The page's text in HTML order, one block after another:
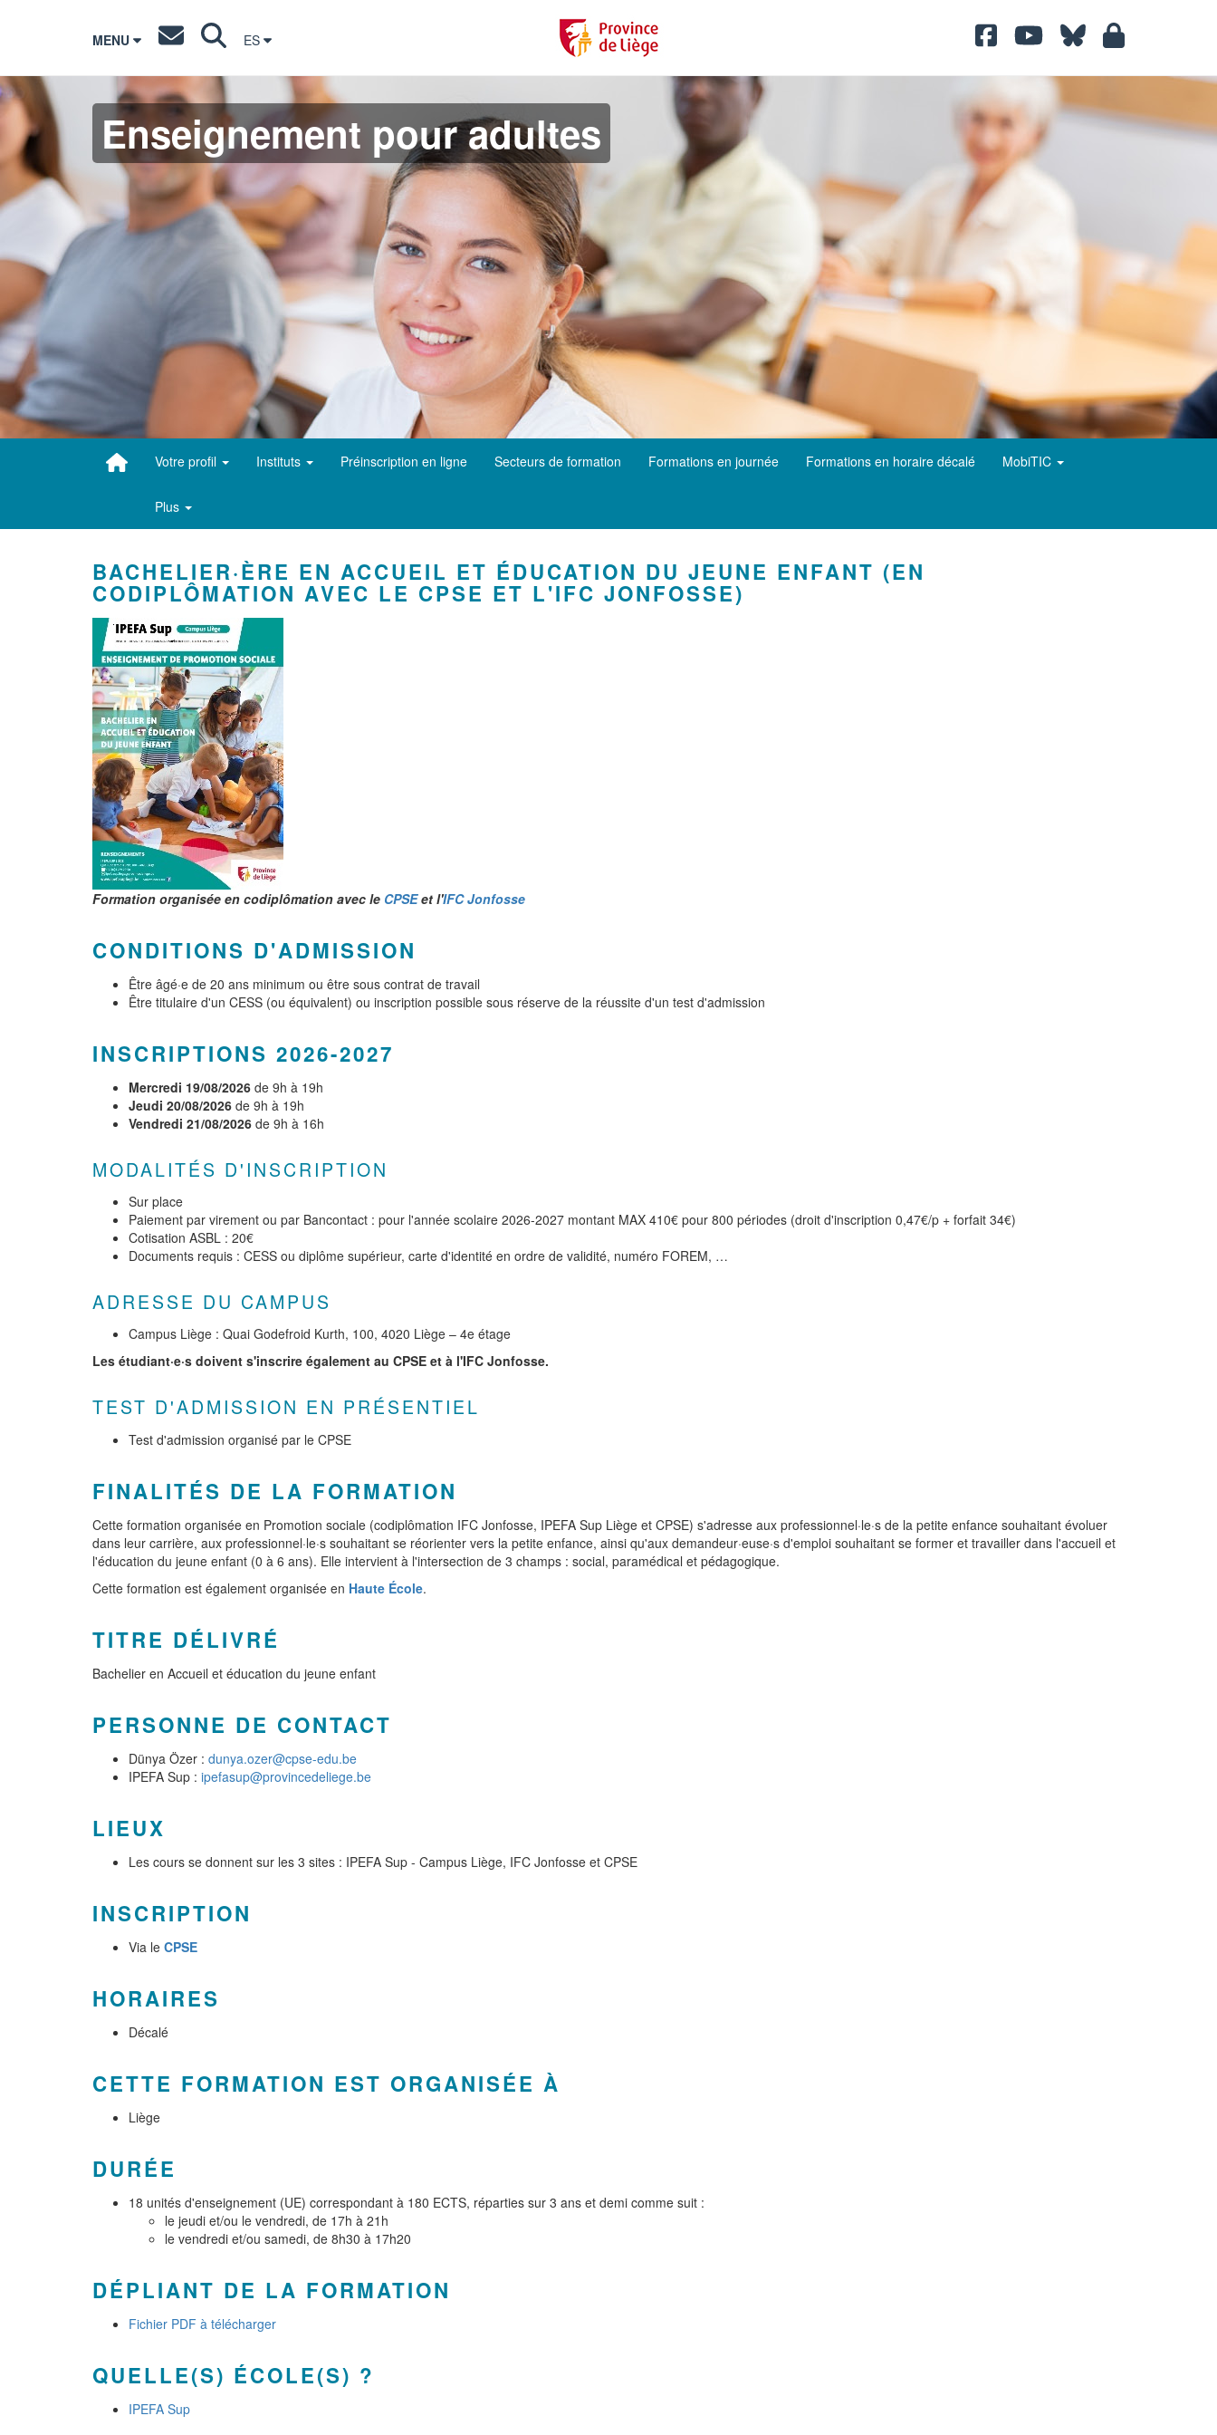
MENU ES
Enseignement pour adultes
Votre profil Instituts Préinscription en ligne Secteurs de formation Formations en journée Formations en horaire décalé MobiTIC
Plus
BACHELIER·ÈRE EN ACCUEIL ET ÉDUCATION DU JEUNE ENFANT (EN
CODIPLÔMATION AVEC LE CPSE ET L'IFC JONFOSSE)
Formation organisée en codiplômation avec le CPSEet l'IFC Jonfosse
CONDITIONS D'ADMISSION
Être âgé·e de 20 ans minimum ou être sous contrat de travail
Être titulaire d'un CESS (ou équivalent) ou inscription possible sous réserve de la réussite d'un test d'admission
INSCRIPTIONS 2026-2027
Mercredi 19/08/2026 de 9h à 19h
Jeudi 20/08/2026 de 9h à 19h
Vendredi 21/08/2026 de 9h à 16h
MODALITÉS D'INSCRIPTION
Sur place
Paiement par virement ou par Bancontact : pour l'année scolaire 2026-2027 montant MAX 410€ pour 800 périodes (droit d'inscription 0,47€/p + forfait 34€)
Cotisation ASBL : 20€
Documents requis : CESS ou diplôme supérieur, carte d'identité en ordre de validité, numéro FOREM, …
ADRESSE DU CAMPUS
Campus Liège : Quai Godefroid Kurth, 100, 4020 Liège – 4e étage
Les étudiant·e·s doivent s'inscrire également au CPSE et à l'IFC Jonfosse.
TEST D'ADMISSION EN PRÉSENTIEL
Test d'admission organisé par le CPSE
FINALITÉS DE LA FORMATION
Cette formation organisée en Promotion sociale (codiplômation IFC Jonfosse, IPEFA Sup Liège et CPSE) s'adresse aux professionnel·le·s de la petite enfance souhaitant évoluer
dans leur carrière, aux professionnel·le·s souhaitant se réorienter vers la petite enfance, ainsi qu'aux demandeur·euse·s d'emploi souhaitant se former et travailler dans l'accueil et
l'éducation du jeune enfant (0 à 6 ans). Elle intervient à l'intersection de 3 champs : social, paramédical et pédagogique.
Cette formation est également organisée en Haute École.
TITRE DÉLIVRÉ
Bachelier en Accueil et éducation du jeune enfant
PERSONNE DE CONTACT
Dünya Özer : dunya.ozer@cpse-edu.be
IPEFA Sup : ipefasup@provincedeliege.be
LIEUX
Les cours se donnent sur les 3 sites : IPEFA Sup - Campus Liège, IFC Jonfosse et CPSE
INSCRIPTION
Via le CPSE
HORAIRES
Décalé
CETTE FORMATION EST ORGANISÉE À
Liège
DURÉE
18 unités d'enseignement (UE) correspondant à 180 ECTS, réparties sur 3 ans et demi comme suit :
le jeudi et/ou le vendredi, de 17h à 21h
le vendredi et/ou samedi, de 8h30 à 17h20
DÉPLIANT DE LA FORMATION
Fichier PDF à télécharger
QUELLE(S) ÉCOLE(S) ?
IPEFA Sup